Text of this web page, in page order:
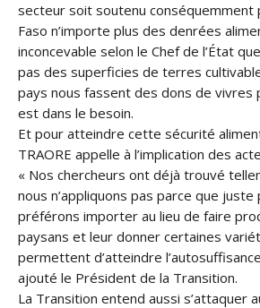
secteur soit soutenu conséquemment
Faso n’importe plus des denrées
inconcevable selon le Chef de l’État
pas des superficies de terres
pays nous fassent des dons de vivres
est dans le besoin.
Et pour atteindre cette sécurité
TRAORE appelle à l’implication des
« Nos chercheurs ont déjà trouvé
nous n’appliquons pas parce que
préférons importer au lieu de faire
paysans et leur donner certaines
permettent d’atteindre
ajouté le Président de la Transition.
La Transition entend aussi s’attaquer